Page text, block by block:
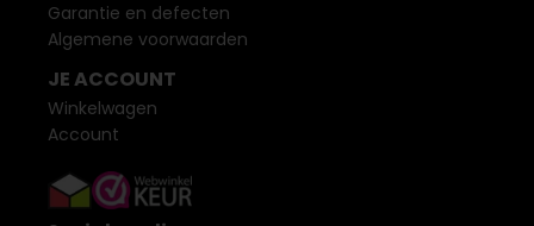
Garantie en defecten
Algemene voorwaarden
JE ACCOUNT
Winkelwagen
Account